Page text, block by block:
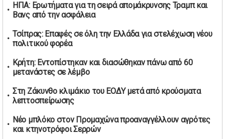
Καύσιμα αεροσκαφών: Διαβεβαιώσεις ΕΕ για επάρκεια
παρά τη γεωπολιτική ένταση
01/05/2026 | 19:54
Βελόπουλος: Κριτική σε πολιτικούς αρχηγούς για
δηλώσεις την Πρωτομαγιά
01/05/2026 | 19:33
Υπερβολική ταχύτητα στο Αλιβέρι οδήγησε σε σύλληψη
38χρονου οδηγού
01/05/2026 | 19:12
Υποψηφιότητες για τις εκλογές νέας διοίκησης του ΑΟ
Νέων Στύρων
ΗΠΑ: Ερωτήματα για τη σειρά απομάκρυνσης Τραμπ και
Βανς από την ασφάλεια
Τσίπρας: Επαφές σε όλη την Ελλάδα για στελέχωση νέου
πολιτικού φορέα
Κρήτη: Εντοπίστηκαν και διασώθηκαν πάνω από 60
μετανάστες σε λέμβο
Στη Ζάκυνθο κλιμάκιο του ΕΟΔΥ μετά από κρούσματα
λεπτοσπείρωσης
Νέο μπλόκο στον Προμαχώνα προαναγγέλλουν αγρότες
και κτηνοτρόφοι Σερρών